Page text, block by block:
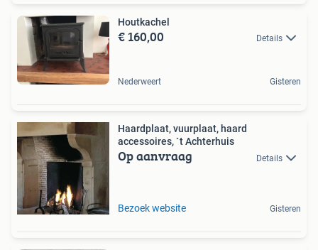
Houtkachel
€ 160,00 Details
Nederweert Gisteren
Haardplaat, vuurplaat, haard
accessoires, `t Achterhuis
Op aanvraag Details
Bezoek website Gisteren